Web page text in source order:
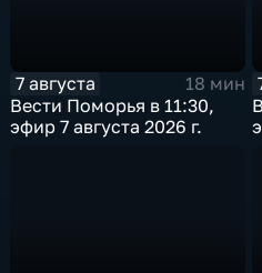
7 августа
18 мин
Вести Поморья в 11:30,
эфир 7 августа 2026 г.